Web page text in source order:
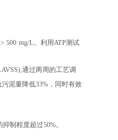
500 mg/L。利用ATP测试
通过两周的工艺调
泥量降低33%，同时有效
制程度超过50%。